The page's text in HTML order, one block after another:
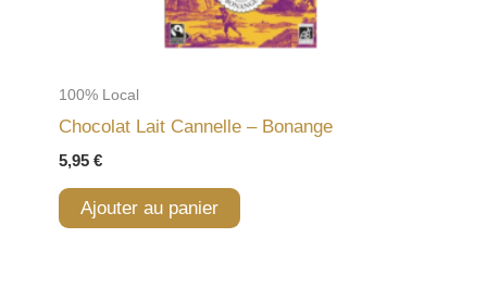
100% Local
Chocolat Lait Cannelle – Bonange
5,95 €
Ajouter au panier